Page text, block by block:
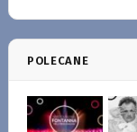
POLECANE